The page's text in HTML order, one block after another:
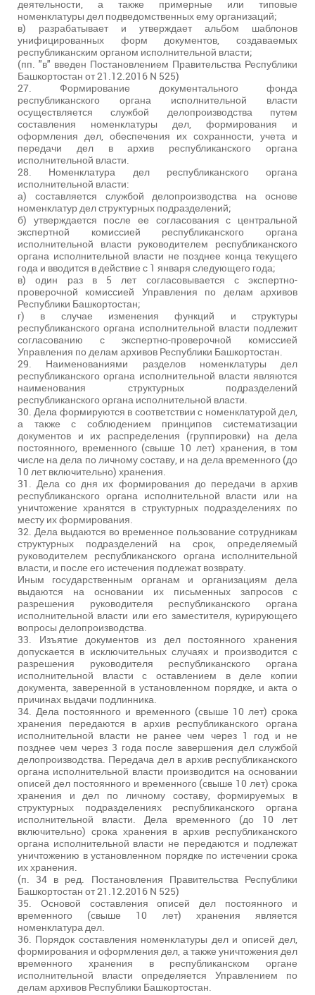
деятельности, а также примерные или типовые
номенклатуры дел подведомственных ему организаций;
в) разрабатывает и утверждает альбом шаблонов
унифицированных форм документов, создаваемых
республиканским органом исполнительной власти;
(пп. "в" введен Постановлением Правительства Республики
Башкортостан от 21.12.2016 N 525)
27. Формирование документального фонда
республиканского органа исполнительной власти
осуществляется службой делопроизводства путем
составления номенклатуры дел, формирования и
оформления дел, обеспечения их сохранности, учета и
передачи дел в архив республиканского органа
исполнительной власти.
28. Номенклатура дел республиканского органа
исполнительной власти:
а) составляется службой делопроизводства на основе
номенклатур дел структурных подразделений;
б) утверждается после ее согласования с центральной
экспертной комиссией республиканского органа
исполнительной власти руководителем республиканского
органа исполнительной власти не позднее конца текущего
года и вводится в действие с 1 января следующего года;
в) один раз в 5 лет согласовывается с экспертно-
проверочной комиссией Управления по делам архивов
Республики Башкортостан;
г) в случае изменения функций и структуры
республиканского органа исполнительной власти подлежит
согласованию с экспертно-проверочной комиссией
Управления по делам архивов Республики Башкортостан.
29. Наименованиями разделов номенклатуры дел
республиканского органа исполнительной власти являются
наименования структурных подразделений
республиканского органа исполнительной власти.
30. Дела формируются в соответствии с номенклатурой дел,
а также с соблюдением принципов систематизации
документов и их распределения (группировки) на дела
постоянного, временного (свыше 10 лет) хранения, в том
числе на дела по личному составу, и на дела временного (до
10 лет включительно) хранения.
31. Дела со дня их формирования до передачи в архив
республиканского органа исполнительной власти или на
уничтожение хранятся в структурных подразделениях по
месту их формирования.
32. Дела выдаются во временное пользование сотрудникам
структурных подразделений на срок, определяемый
руководителем республиканского органа исполнительной
власти, и после его истечения подлежат возврату.
Иным государственным органам и организациям дела
выдаются на основании их письменных запросов с
разрешения руководителя республиканского органа
исполнительной власти или его заместителя, курирующего
вопросы делопроизводства.
33. Изъятие документов из дел постоянного хранения
допускается в исключительных случаях и производится с
разрешения руководителя республиканского органа
исполнительной власти с оставлением в деле копии
документа, заверенной в установленном порядке, и акта о
причинах выдачи подлинника.
34. Дела постоянного и временного (свыше 10 лет) срока
хранения передаются в архив республиканского органа
исполнительной власти не ранее чем через 1 год и не
позднее чем через 3 года после завершения дел службой
делопроизводства. Передача дел в архив республиканского
органа исполнительной власти производится на основании
описей дел постоянного и временного (свыше 10 лет) срока
хранения и дел по личному составу, формируемых в
структурных подразделениях республиканского органа
исполнительной власти. Дела временного (до 10 лет
включительно) срока хранения в архив республиканского
органа исполнительной власти не передаются и подлежат
уничтожению в установленном порядке по истечении срока
их хранения.
(п. 34 в ред. Постановления Правительства Республики
Башкортостан от 21.12.2016 N 525)
35. Основой составления описей дел постоянного и
временного (свыше 10 лет) хранения является
номенклатура дел.
36. Порядок составления номенклатуры дел и описей дел,
формирования и оформления дел, а также уничтожения дел
временного хранения в республиканском органе
исполнительной власти определяется Управлением по
делам архивов Республики Башкортостан.